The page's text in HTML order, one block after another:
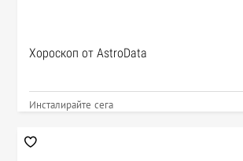
Хороскоп от AstroData
Инсталирайте сега